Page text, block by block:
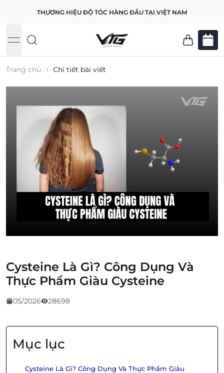
THƯƠNG HIỆU ĐỘ TÓC HÀNG ĐẦU TẠI VIỆT NAM
open navigation menu
Trang chủ Chi tiết bài viết
Cysteine Là Gì? Công Dụng Và
Thực Phẩm Giàu Cysteine
05/2026 28698
Mục lục
Cysteine Là Gì? Công Dụng Và Thực Phẩm Giàu